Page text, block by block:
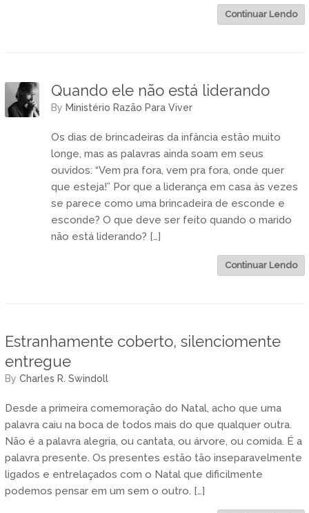
Continuar Lendo
Quando ele não está liderando
by Ministério Razão Para Viver
Os dias de brincadeiras da infância estão muito
longe, mas as palavras ainda soam em seus
ouvidos: “Vem pra fora, vem pra fora, onde quer
que esteja!” Por que a liderança em casa às vezes
se parece como uma brincadeira de esconde e
esconde? O que deve ser feito quando o marido
não está liderando? […]
Continuar Lendo
Estranhamente coberto, silenciomente
entregue
by Charles R. Swindoll
Desde a primeira comemoração do Natal, acho que uma
palavra caiu na boca de todos mais do que qualquer outra.
Não é a palavra alegria, ou cantata, ou árvore, ou comida. É a
palavra presente. Os presentes estão tão inseparavelmente
ligados e entrelaçados com o Natal que dificilmente
podemos pensar em um sem o outro. […]